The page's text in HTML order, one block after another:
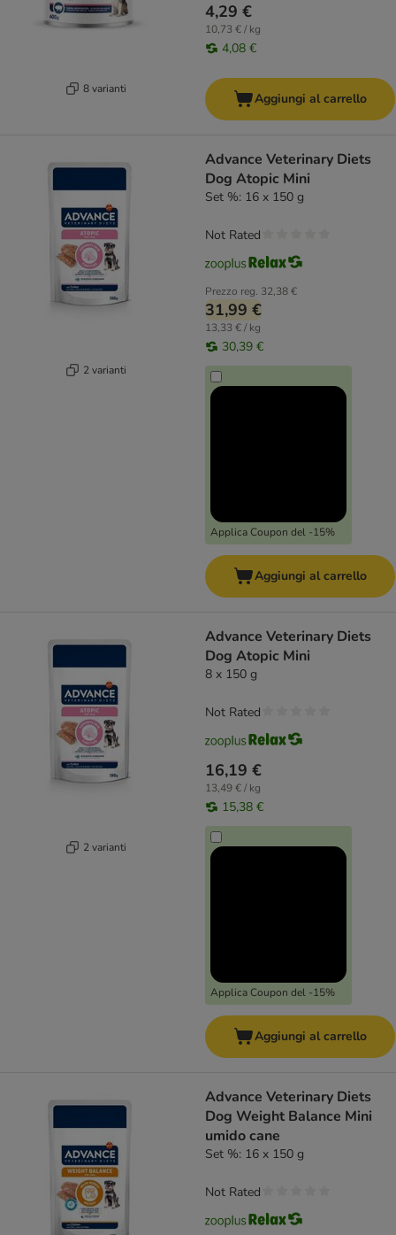
8 varianti
4,29 €
10,73 € / kg
4,08 €
Aggiungi al carrello
2 varianti
Advance Veterinary Diets
Dog Atopic Mini
Set %: 16 x 150 g
Prezzo reg. 32,38 €
31,99 €
13,33 € / kg
30,39 €
Applica Coupon del -15%
Not Rated
Aggiungi al carrello
2 varianti
Advance Veterinary Diets
Dog Atopic Mini
8 x 150 g
16,19 €
13,49 € / kg
15,38 €
Applica Coupon del -15%
Not Rated
Aggiungi al carrello
Advance Veterinary Diets
Dog Weight Balance Mini
umido cane
Set %: 16 x 150 g
Not Rated